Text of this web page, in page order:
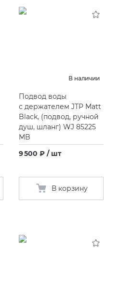
В наличии
Подвод воды
с держателем JTP Matt
Black, (подвод, ручной
душ, шланг) WJ 85225
MB
9 500 ₽ / шт
В корзину